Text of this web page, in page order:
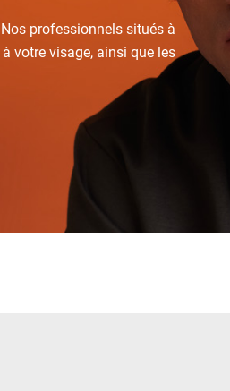
professionnels situés à
votre visage, ainsi que les